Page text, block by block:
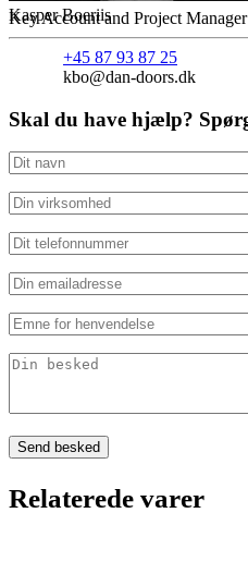
Kasper Boeriis
Key Account and Project Manager
+45 87 93 87 25
kbo@dan-doors.dk
Skal du have hjælp?
Relaterede varer